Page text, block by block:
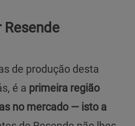
Resende
de produção desta
é a primeira região
no mercado — isto a